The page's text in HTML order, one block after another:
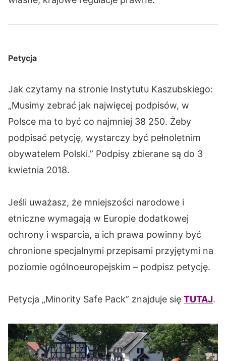
Petycja
Jak czytamy na stronie Instytutu Kaszubskiego:
„Musimy zebrać jak najwięcej podpisów, w
Polsce ma to być co najmniej 38 250. Żeby
podpisać petycję, wystarczy być pełnoletnim
obywatelem Polski.” Podpisy zbierane są do 3
kwietnia 2018.
Jeśli uważasz, że mniejszości narodowe i
etniczne wymagają w Europie dodatkowej
ochrony i wsparcia, a ich prawa powinny być
chronione specjalnymi przepisami przyjętymi na
poziomie ogólnoeuropejskim – podpisz petycję.
Petycja „Minority Safe Pack” znajduje się TUTAJ.